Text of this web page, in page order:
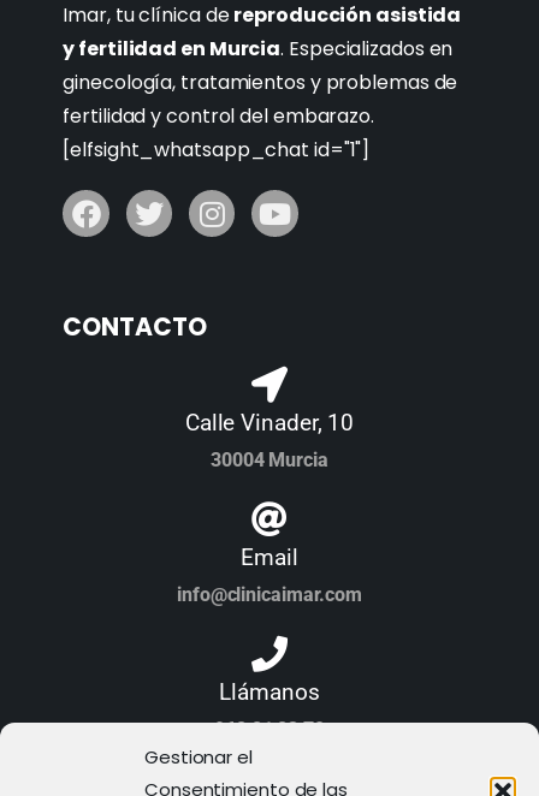
Gestionar el
Consentimiento de las
Imar, tu clínica dereproducción asistida
y fertilidad en Murcia. Especializados en
ginecología, tratamientos y problemas de
fertilidad y control del embarazo.
[elfsight_whatsapp_chat id="1"]
CONTACTO
Calle Vinader, 10
30004 Murcia
Email
info@clinicaimar.com
Llámanos
968 21 23 70